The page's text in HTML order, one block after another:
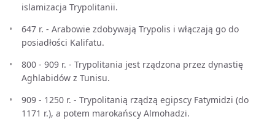
islamizacja Trypolitanii.
647 r. - Arabowie zdobywają Trypolis i włączają go do
posiadłości Kalifatu.
800 - 909 r. - Trypolitania jest rządzona przez dynastię
Aghlabidów z Tunisu.
909 - 1250 r. - Trypolitanią rządzą egipscy Fatymidzi (do
1171 r.), a potem marokańscy Almohadzi.